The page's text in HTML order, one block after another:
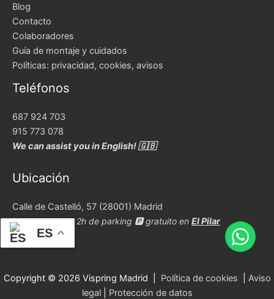
Blog
Contacto
Colaboradores
Guía de montaje y cuidados
Políticas: privacidad, cookies, avisos
Teléfonos
687 924 703
915 773 078
We can assist you in English! 🇬🇧
Ubicación
Calle de Castelló, 57 (28001) Madrid
Disponemos de 2h de parking 🅿️ gratuito en El Pilar
Copyright © 2026 Vispring Madrid | Política de cookies
Aviso
legal| Protección de datos
ES